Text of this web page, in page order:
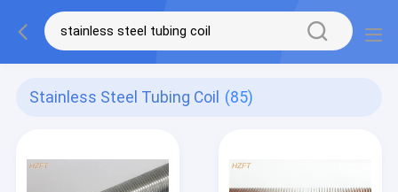
Stainless Steel Tubing Coil (85)